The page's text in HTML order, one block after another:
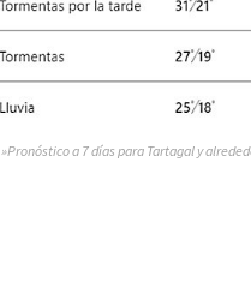
»Pronóstico a 7 días para Tartagal y